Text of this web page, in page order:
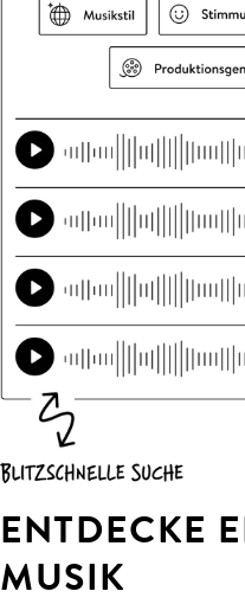
ENTDECKE
MUSIK